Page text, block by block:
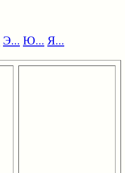
Э... Ю... Я...